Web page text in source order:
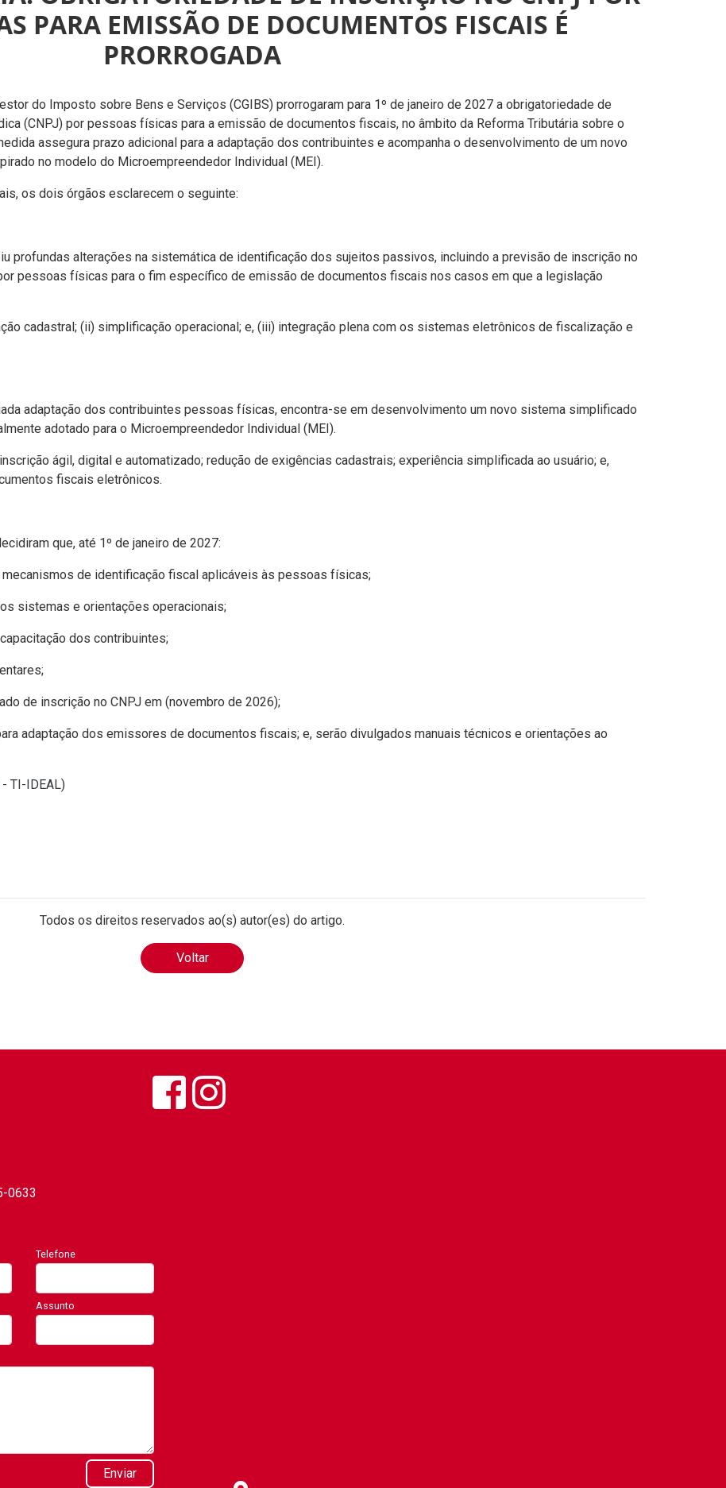
PARA EMISSÃO DE DOCUMENTOS FISCAIS É
PRORROGADA
do Imposto sobre Bens e Serviços (CGIBS) prorrogaram para 1º de janeiro de 2027 a obrigatoriedade de
(CNPJ) por pessoas físicas para a emissão de documentos fiscais, no âmbito da Reforma Tributária sobre o
assegura prazo adicional para a adaptação dos contribuintes e acompanha o desenvolvimento de um novo
no modelo do Microempreendedor Individual (MEI).
os dois órgãos esclarecem o seguinte:
profundas alterações na sistemática de identificação dos sujeitos passivos, incluindo a previsão de inscrição no
pessoas físicas para o fim específico de emissão de documentos fiscais nos casos em que a legislação
cadastral; (ii) simplificação operacional; e, (iii) integração plena com os sistemas eletrônicos de fiscalização e
adaptação dos contribuintes pessoas físicas, encontra-se em desenvolvimento um novo sistema simplificado
adotado para o Microempreendedor Individual (MEI).
ágil, digital e automatizado; redução de exigências cadastrais; experiência simplificada ao usuário; e,
fiscais eletrônicos.
que, até 1º de janeiro de 2027:
de identificação fiscal aplicáveis às pessoas físicas;
sistemas e orientações operacionais;
dos contribuintes;
de inscrição no CNPJ em (novembro de 2026);
adaptação dos emissores de documentos fiscais; e, serão divulgados manuais técnicos e orientações ao
TI-IDEAL)
Todos os direitos reservados ao(s) autor(es) do artigo.
Voltar
0633
Telefone
Assunto
Enviar